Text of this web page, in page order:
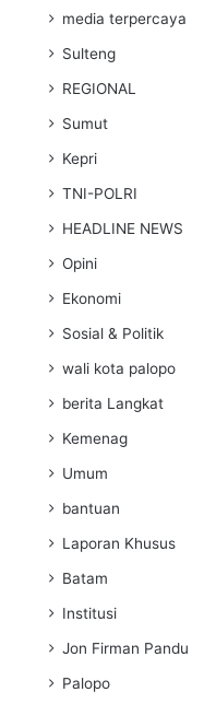
media terpercaya
Sulteng
REGIONAL
Sumut
Kepri
TNI-POLRI
HEADLINE NEWS
Opini
Ekonomi
Sosial & Politik
wali kota palopo
berita Langkat
Kemenag
Umum
bantuan
Laporan Khusus
Batam
Institusi
Jon Firman Pandu
Palopo